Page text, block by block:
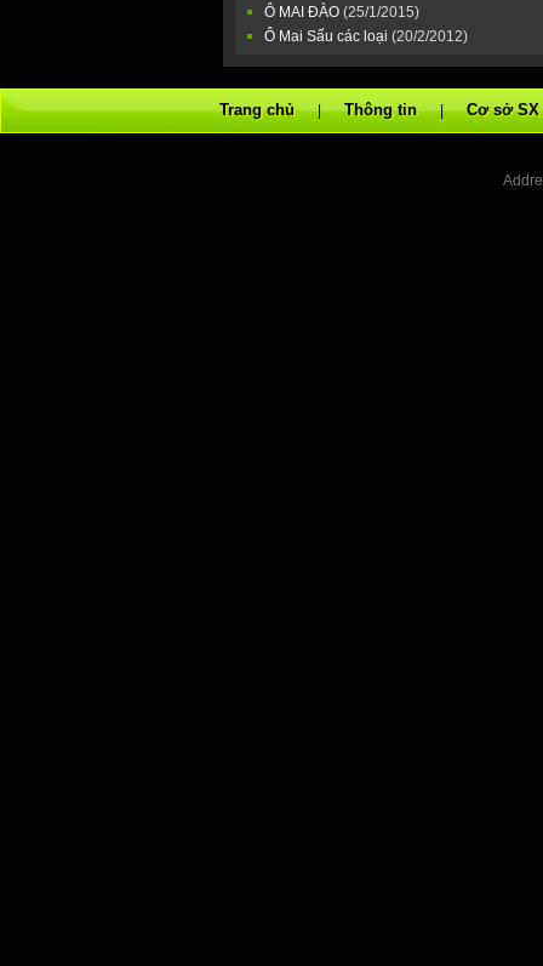
Ô MAI ĐÀO (25/1/2015)
Ô Mai Sấu các loại (20/2/2012)
Trang chủ | Thông tin | Cơ sở SX